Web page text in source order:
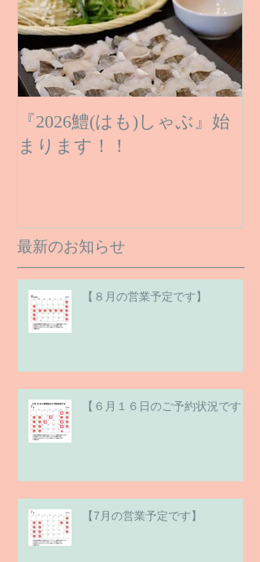
『2026鱧(はも)しゃぶ』始
まります！！
最新のお知らせ
【８月の営業予定です】
【６月１６日のご予約状況です】
【7月の営業予定です】